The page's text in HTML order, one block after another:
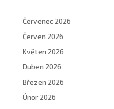
Červenec 2026
Červen 2026
Květen 2026
Duben 2026
Březen 2026
Únor 2026